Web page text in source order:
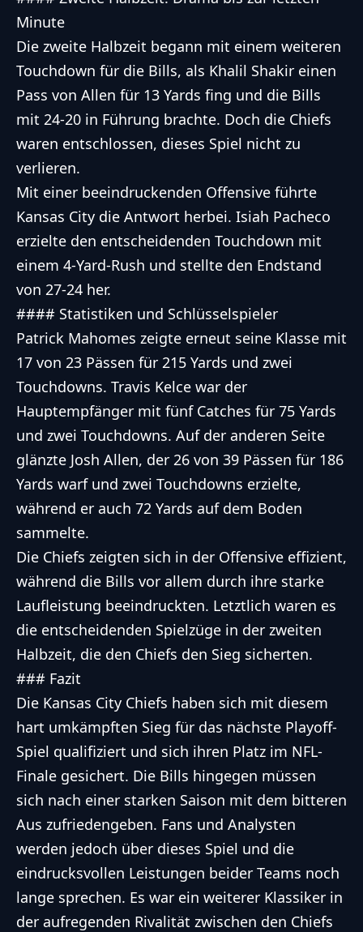
Minute
Die zweite Halbzeit begann mit einem weiteren
Touchdown für die Bills, als Khalil Shakir einen
Pass von Allen für 13 Yards fing und die Bills
mit 24-20 in Führung brachte. Doch die Chiefs
waren entschlossen, dieses Spiel nicht zu
verlieren.
Mit einer beeindruckenden Offensive führte
Kansas City die Antwort herbei. Isiah Pacheco
erzielte den entscheidenden Touchdown mit
einem 4-Yard-Rush und stellte den Endstand
von 27-24 her.
#### Statistiken und Schlüsselspieler
Patrick Mahomes zeigte erneut seine Klasse mit
17 von 23 Pässen für 215 Yards und zwei
Touchdowns. Travis Kelce war der
Hauptempfänger mit fünf Catches für 75 Yards
und zwei Touchdowns. Auf der anderen Seite
glänzte Josh Allen, der 26 von 39 Pässen für 186
Yards warf und zwei Touchdowns erzielte,
während er auch 72 Yards auf dem Boden
sammelte.
Die Chiefs zeigten sich in der Offensive effizient,
während die Bills vor allem durch ihre starke
Laufleistung beeindruckten. Letztlich waren es
die entscheidenden Spielzüge in der zweiten
Halbzeit, die den Chiefs den Sieg sicherten.
### Fazit
Die Kansas City Chiefs haben sich mit diesem
hart umkämpften Sieg für das nächste Playoff-
Spiel qualifiziert und sich ihren Platz im NFL-
Finale gesichert. Die Bills hingegen müssen
sich nach einer starken Saison mit dem bitteren
Aus zufriedengeben. Fans und Analysten
werden jedoch über dieses Spiel und die
eindrucksvollen Leistungen beider Teams noch
lange sprechen. Es war ein weiterer Klassiker in
der aufregenden Rivalität zwischen den Chiefs